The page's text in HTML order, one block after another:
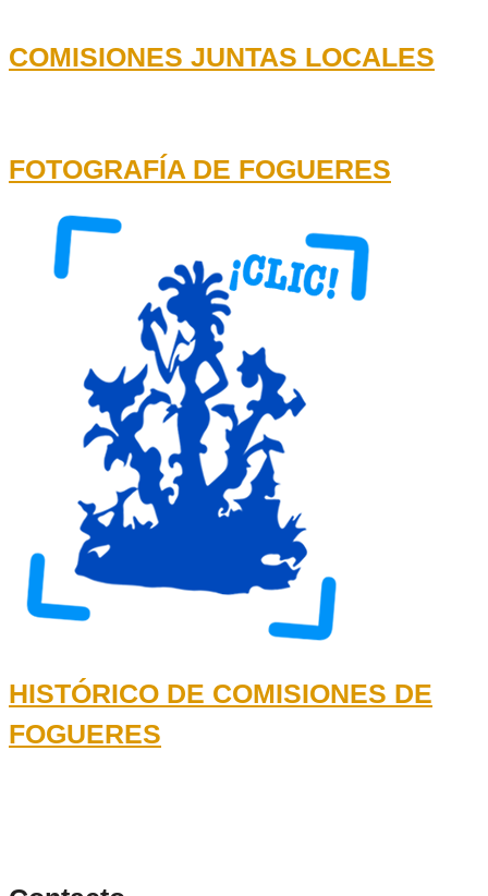
COMISIONES JUNTAS LOCALES
FOTOGRAFÍA DE FOGUERES
HISTÓRICO DE COMISIONES DE
FOGUERES